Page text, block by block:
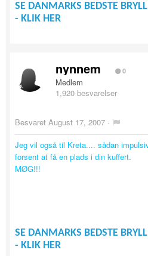
SE DANMARKS BEDSTE
- KLIK HER
nynnem 0
Medlem
1,920 besvarelser
Besvaret August 17, 2007 ·
Jeg vil også til Kreta.... sådan
forsent at få en plads i din kuffert.
MØG!!!
SE DANMARKS BEDSTE
- KLIK HER